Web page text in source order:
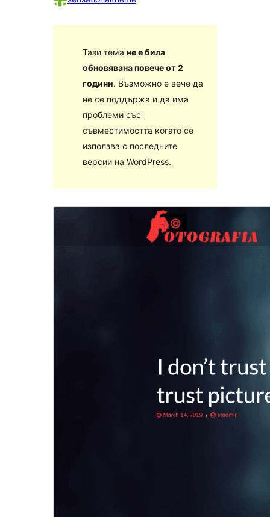
Тази тема не е била
обновявана повече от 2
години. Възможно е вече да
не се поддържа и да има
проблеми със
съвместимостта когато се
използва с последните
версии на WordPress.